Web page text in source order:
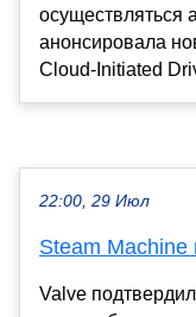
осуществляться
анонсировала
Cloud-Initiated
22:00, 29 Июл
Steam
Valve